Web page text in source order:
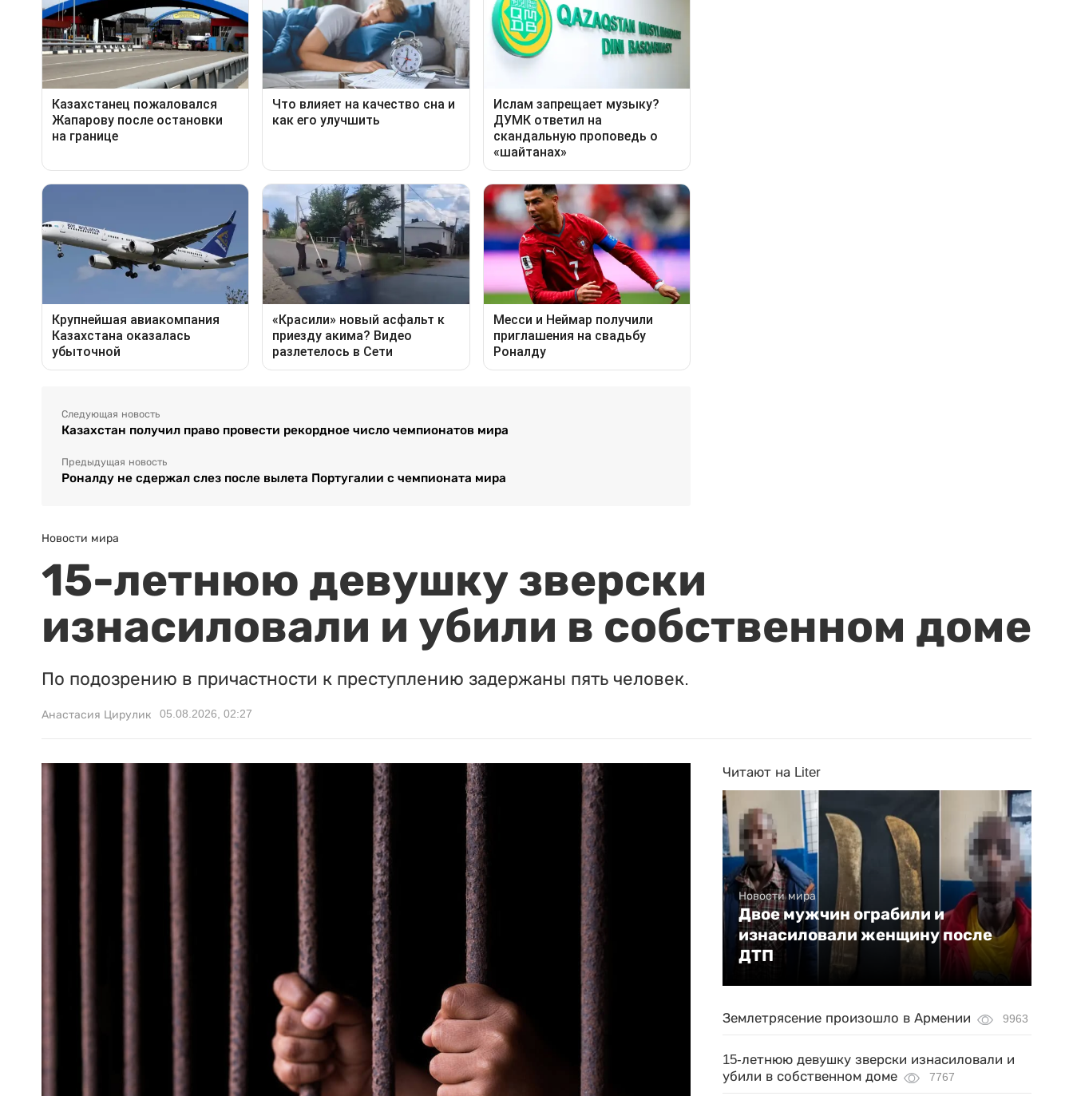
Следующая новость
Казахстан получил право провести рекордное число чемпионатов мира
Предыдущая новость
Роналду не сдержал слез после вылета Португалии с чемпионата мира
Новости мира
15-летнюю девушку зверски
изнасиловали и убили в собственном доме
По подозрению в причастности к преступлению задержаны пять человек.
Анастасия Цирулик 05.08.2026, 02:27
Читают на Liter
Новости мира
Двое мужчин ограбили и
изнасиловали женщину после
ДТП
Землетрясение произошло в Армении 9963
15-летнюю девушку зверски изнасиловали и
убили в собственном доме
7767